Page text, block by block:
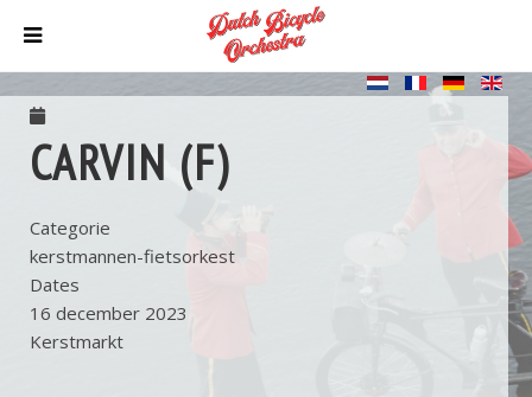
CARVIN (F)
Categorie
kerstmannen-fietsorkest
Dates
16 december 2023
Kerstmarkt